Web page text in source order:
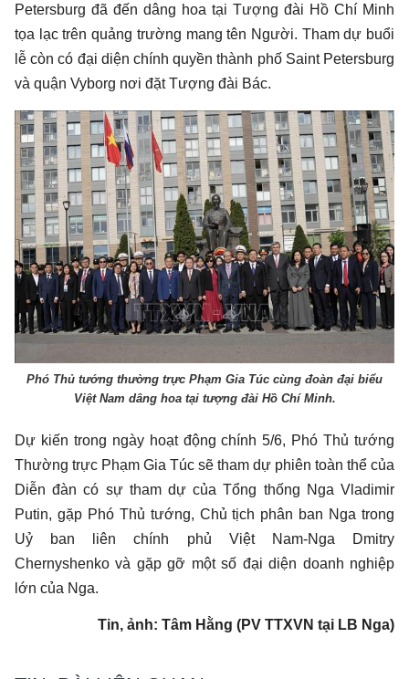
Petersburg đã đến dâng hoa tại Tượng đài Hồ Chí Minh
tọa lạc trên quảng trường mang tên Người. Tham dự buổi
lễ còn có đại diện chính quyền thành phố Saint Petersburg
và quận Vyborg nơi đặt Tượng đài Bác.
Phó Thủ tướng thường trực Phạm Gia Túc cùng đoàn đại biểu
Việt Nam dâng hoa tại tượng đài Hồ Chí Minh.
Dự kiến trong ngày hoạt động chính 5/6, Phó Thủ tướng
Thường trực Phạm Gia Túc sẽ tham dự phiên toàn thể của
Diễn đàn có sự tham dự của Tổng thống Nga Vladimir
Putin, gặp Phó Thủ tướng, Chủ tịch phân ban Nga trong
Uỷ ban liên chính phủ Việt Nam-Nga Dmitry
Chernyshenko và gặp gỡ một số đại diện doanh nghiệp
lớn của Nga.
Tin, ảnh: Tâm Hằng (PV TTXVN tại LB Nga)